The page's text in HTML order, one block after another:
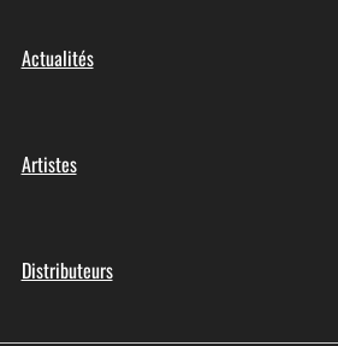
Actualités
Artistes
Distributeurs